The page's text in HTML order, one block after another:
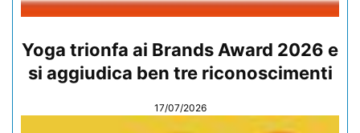
Yoga trionfa ai Brands Award 2026 e
si aggiudica ben tre riconoscimenti
17/07/2026